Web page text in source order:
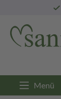
Menü